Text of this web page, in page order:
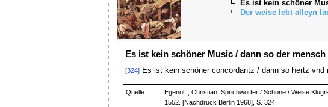
Es ist kein schöner
Der weise lebt alleyn
Es ist kein schöner Music / dann so der
[324]Es ist kein schöner concordantz / dann so hertz vnd
Quelle:
Egenolff, Christian: Sprichwörter / Schöne / Weise
1552. [Nachdruck Berlin 1968], S. 324.